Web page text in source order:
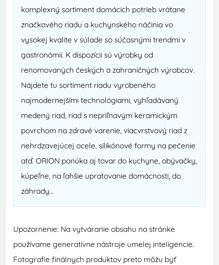
komplexný sortiment domácich potrieb vrátane
značkového riadu a kuchynského náčinia vo
vysokej kvalite v súlade so súčasnými trendmi v
gastronómii. K dispozícii sú výrobky od
renomovaných českých a zahraničných výrobcov.
Nájdete tu sortiment riadu vyrobeného
najmodernejšími technológiami, vyhľadávaný
medený riad, riad s nepriľnavým keramickým
povrchom na zdravé varenie, viacvrstvový riad z
nehrdzavejúcej ocele, silikónové formy na pečenie
atď. ORION ponúka aj tovar do kuchyne, obývačky,
kúpeľne, na ľahšie upratovanie domácnosti, do
záhrady...
Upozornenie: Na vytváranie obsahu na stránke
používame generatívne nástroje umelej inteligencie.
Fotografie finálnych produktov preto môžu byť